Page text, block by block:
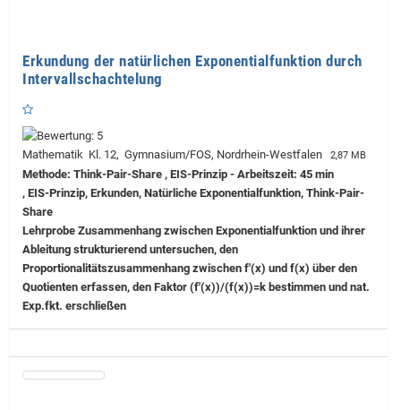
Erkundung der natürlichen Exponentialfunktion durch
Intervallschachtelung
Mathematik Kl. 12, Gymnasium/FOS, Nordrhein-Westfalen 2,87 MB
Methode: Think-Pair-Share , EIS-Prinzip - Arbeitszeit: 45 min
, EIS-Prinzip, Erkunden, Natürliche Exponentialfunktion, Think-Pair-
Share
Lehrprobe Zusammenhang zwischen Exponentialfunktion und ihrer
Ableitung strukturierend untersuchen, den
Proportionalitätszusammenhang zwischen f'(x) und f(x) über den
Quotienten erfassen, den Faktor (f'(x))/(f(x))=k bestimmen und nat.
Exp.fkt. erschließen